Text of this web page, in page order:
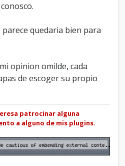
quedaria bien para
opinion omilde, cada
de escoger su propio
patrocinar alguna
a alguno de mis plugins.